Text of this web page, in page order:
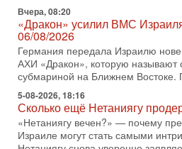
Вчера, 08:20
«Дракон» усилил ВМС
06/08/2026
Германия передала Израилю
АХИ «Дракон», которую
субмариной на Ближнем
5-08-2026, 18:16
Сколько ещё Нетаниягу
«Нетаниягу вечен?» — почему
Израиле могут стать самыми